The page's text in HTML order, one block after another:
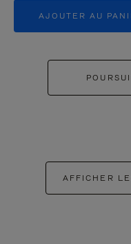
AJOUTER AU
AFFICHER